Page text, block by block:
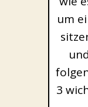
um
3